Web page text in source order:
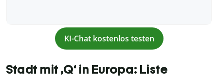
KI-Chat kostenlos testen
Stadt mit ‚Q‘ in Europa: Liste